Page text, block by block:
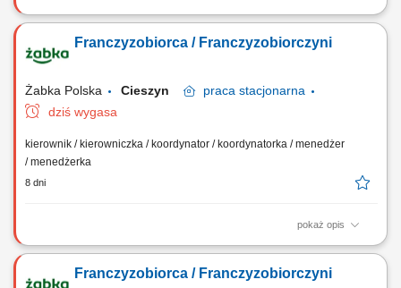
Główne zadania: Prowadzenie własnej działalności gospodarczej w
obsługi. Monitorowanie stanów magazynowych i zamówień.
Dostosowywanie asortymentu sklepu do potrzeb lokalnego rynku.
Franczyzobiorca / Franczyzobiorczyni
Żabka Polska Cieszyn praca stacjonarna
dziś wygasa
kierownik / kierowniczka / koordynator / koordynatorka / menedżer
/ menedżerka
8 dni
pokaż opis
Główne zadania: Prowadzenie własnej działalności gospodarczej w
obsługi. Monitorowanie stanów magazynowych i zamówień.
Franczyzobiorca / Franczyzobiorczyni